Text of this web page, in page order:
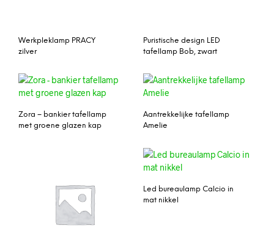
Werkpleklamp PRACY
zilver
Puristische design LED
tafellamp Bob, zwart
Zora – bankier tafellamp
met groene glazen kap
Aantrekkelijke tafellamp
Amelie
Led bureaulamp Calcio in
mat nikkel